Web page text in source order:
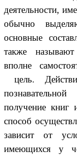
деятельности,
обычно
основные
также
вполне
цель.
получение книг
способ
зависит от
имеющихся у